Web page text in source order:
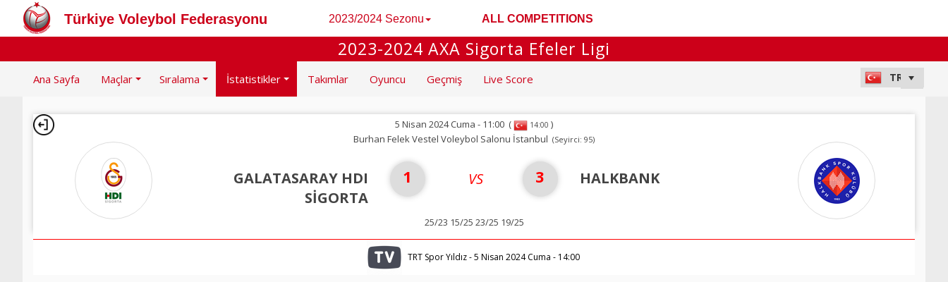
Türkiye Voleybol Federasyonu 2023/2024 Sezonu ALL COMPETITIONS
2023-2024 AXA Sigorta Efeler Ligi
Ana Sayfa Maçlar Sıralama İstatistikler Takımlar Oyuncu Geçmiş Live Score
5 Nisan 2024 Cuma - 11:00 ( 14:00 )
Burhan Felek Vestel Voleybol Salonu İstanbul (Seyirci: 95)
GALATASARAY HDI
SİGORTA
1 VS 3 HALKBANK
25/23 15/25 23/25 19/25
TRT Spor Yıldız - 5 Nisan 2024 Cuma - 14:00